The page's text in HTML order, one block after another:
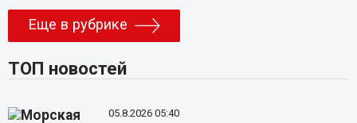
Еще в рубрике
ТОП новостей
05.8.2026 05:40